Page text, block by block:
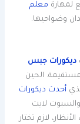
لمهارة معلم
وضواحيها.
ديكورات جبس
الحين
أحدث ديكورات
تركز على توفير مساحات للإضاءة الـ LED والسبوت لايت
لازم تختار